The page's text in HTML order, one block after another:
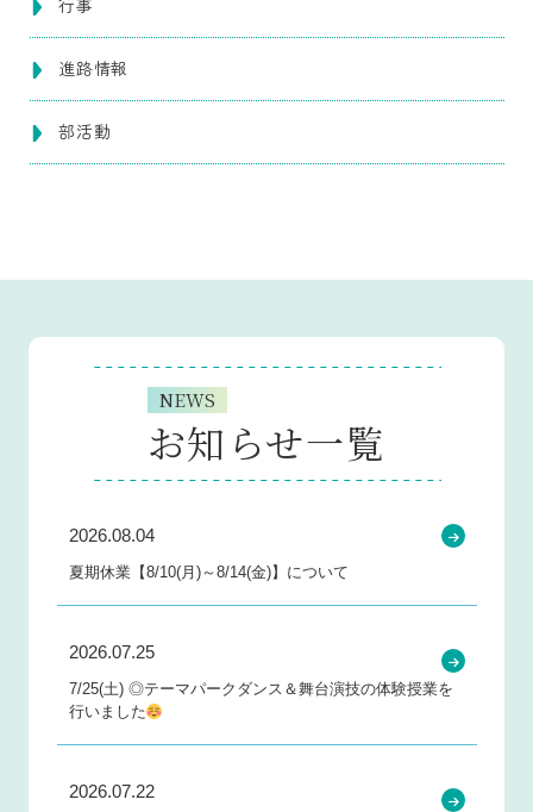
行事
進路情報
部活動
NEWS
お知らせ一覧
2026.08.04
夏期休業【8/10(月)～8/14(金)】について
2026.07.25
7/25(土) ◎テーマパークダンス＆舞台演技の体験授業を
行いました
2026.07.22